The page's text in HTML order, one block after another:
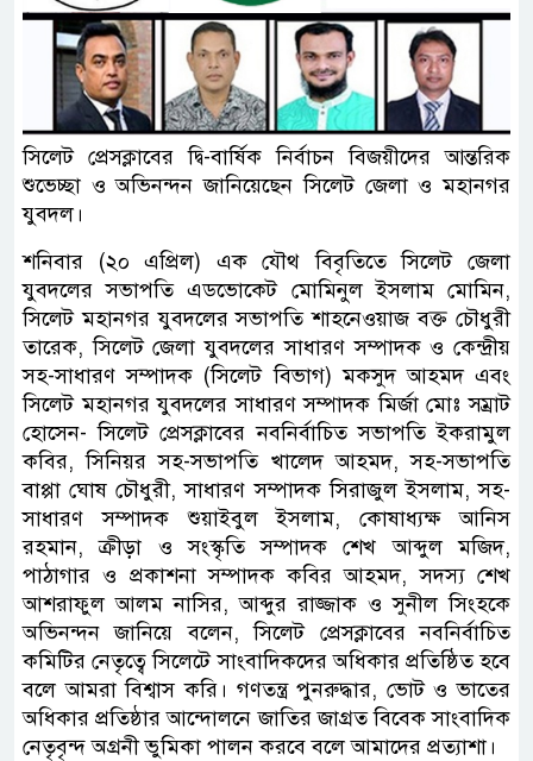
সিলেট প্রেসক্লাবের দ্বি-বার্ষিক নির্বাচন বিজয়ীদের আন্তরিক
শুভেচ্ছা ও অভিনন্দন জানিয়েছেন সিলেট জেলা ও মহানগর
যুবদল।
শনিবার (২০ এপ্রিল) এক যৌথ বিবৃতিতে সিলেট জেলা
যুবদলের সভাপতি এডভোকেট মোমিনুল ইসলাম মোমিন,
সিলেট মহানগর যুবদলের সভাপতি শাহনেওয়াজ বক্ত চৌধুরী
তারেক, সিলেট জেলা যুবদলের সাধারণ সম্পাদক ও কেন্দ্রীয়
সহ-সাধারণ সম্পাদক (সিলেট বিভাগ) মকসুদ আহমদ এবং
সিলেট মহানগর যুবদলের সাধারণ সম্পাদক মির্জা মোঃ সম্রাট
হোসেন- সিলেট প্রেসক্লাবের নবনির্বাচিত সভাপতি ইকরামুল
কবির, সিনিয়র সহ-সভাপতি খালেদ আহমদ, সহ-সভাপতি
বাপ্পা ঘোষ চৌধুরী, সাধারণ সম্পাদক সিরাজুল ইসলাম, সহ-
সাধারণ সম্পাদক শুয়াইবুল ইসলাম, কোষাধ্যক্ষ আনিস
রহমান, ক্রীড়া ও সংস্কৃতি সম্পাদক শেখ আব্দুল মজিদ,
পাঠাগার ও প্রকাশনা সম্পাদক কবির আহমদ, সদস্য শেখ
আশরাফুল আলম নাসির, আব্দুর রাজ্জাক ও সুনীল সিংহকে
অভিনন্দন জানিয়ে বলেন, সিলেট প্রেসক্লাবের নবনির্বাচিত
কমিটির নেতৃত্বে সিলেটে সাংবাদিকদের অধিকার প্রতিষ্ঠিত হবে
বলে আমরা বিশ্বাস করি। গণতন্ত্র পুনরুদ্ধার, ভোট ও ভাতের
অধিকার প্রতিষ্ঠার আন্দোলনে জাতির জাগ্রত বিবেক সাংবাদিক
নেতৃবৃন্দ অগ্রনী ভুমিকা পালন করবে বলে আমাদের প্রত্যাশা।